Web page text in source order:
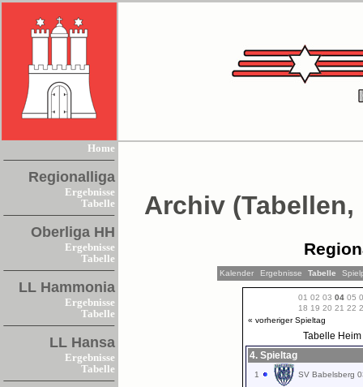
Home
Regionalliga
Ergebnisse
Tabelle
Oberliga HH
Ergebnisse
Tabelle
LL Hammonia
Ergebnisse
Tabelle
LL Hansa
Ergebnisse
Tabelle
Archiv
Kalender Ergebnisse Tabelle
01 02 03 04 05
18 19 20 21 22
« vorheriger Spieltag
Tabelle Heim
4. Spieltag
1 SV Babelsberg